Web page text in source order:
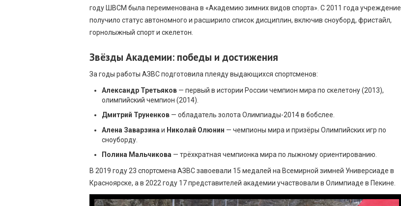
году ШВСМ была переименована в «Академию зимних видов спорта». С 2011 года учреждение
получило статус автономного и расширило список дисциплин, включив сноуборд, фристайл,
горнолыжный спорт и скелетон.
Звёзды Академии: победы и достижения
За годы работы АЗВС подготовила плеяду выдающихся спортсменов:
Александр Третьяков — первый в истории России чемпион мира по скелетону (2013),
олимпийский чемпион (2014).
Дмитрий Труненков — обладатель золота Олимпиады-2014 в бобслее.
Алена Заварзина и Николай Олюнин — чемпионы мира и призёры Олимпийских игр по
сноуборду.
Полина Мальчикова — трёхкратная чемпионка мира по лыжному ориентированию.
В 2019 году 23 спортсмена АЗВС завоевали 15 медалей на Всемирной зимней Универсиаде в
Красноярске, а в 2022 году 17 представителей академии участвовали в Олимпиаде в Пекине.